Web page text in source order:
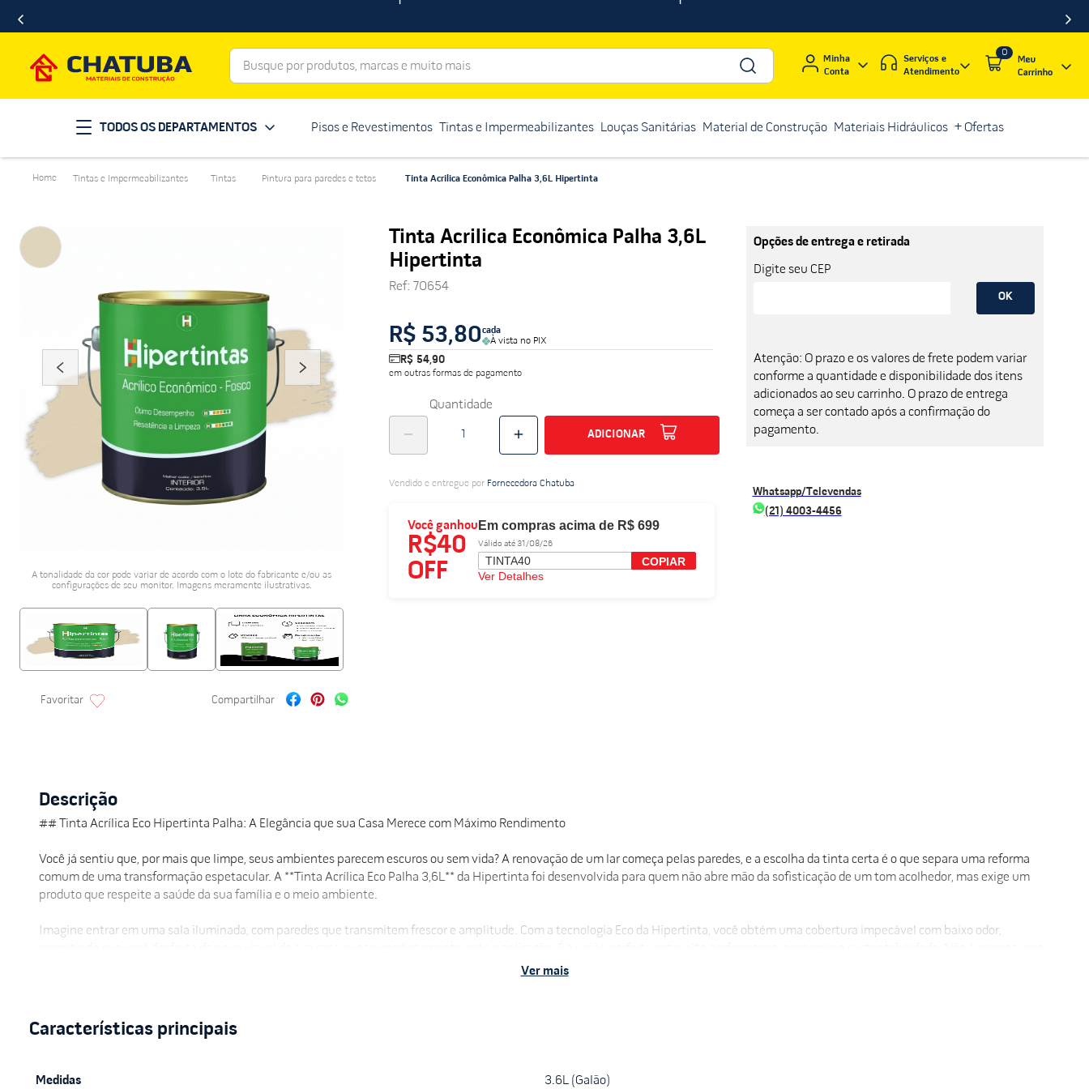
Busque por produtos, marcas e muito mais
Minha
Conta
Serviços e
Atendimento
0
TODOS OS DEPARTAMENTOS Pisos e Revestimentos Tintas e Impermeabilizantes Louças Sanitárias Material de Construção Materiais Hidráulicos + Ofertas
Tintas e Impermeabilizantes Tintas Pintura para paredes e tetos Tinta Acrilica Econômica Palha 3,6L Hipertinta
A tonalidade da cor pode variar de acordo com o lote do fabricante e/ou as
configurações de seu monitor. Imagens meramente ilustrativas.
Tinta Acrilica Econômica Palha 3,6L
Hipertinta
Ref: 70654
R$ 53,80cada
À vista no PIX
R$ 54,90
em outras formas de pagamento
Quantidade
ADICIONAR
Vendido e entregue por Fornecedora Chatuba
Você ganhou
R$40
OFF
Em compras acima de R$ 699
Válido até 31/08/26
TINTA40
COPIAR
Ver Detalhes
Opções de entrega e retirada
Digite seu CEP
OK
Atenção: O prazo e os valores de frete podem variar
conforme a quantidade e disponibilidade dos itens
adicionados ao seu carrinho. O prazo de entrega
começa a ser contado após a confirmação do
pagamento.
Whatsapp/Televendas
(21) 4003-4456
Descrição
## Tinta Acrílica Eco Hipertinta Palha: A Elegância que sua Casa Merece com Máximo Rendimento
Você já sentiu que, por mais que limpe, seus ambientes parecem escuros ou sem vida? A renovação de um lar começa pelas paredes, e a escolha da tinta certa é o que separa uma reforma
comum de uma transformação espetacular. A **Tinta Acrílica Eco Palha 3,6L** da Hipertinta foi desenvolvida para quem não abre mão da sofisticação de um tom acolhedor, mas exige um
produto que respeite a saúde da sua família e o meio ambiente.
Imagine entrar em uma sala iluminada, com paredes que transmitem frescor e amplitude. Com a tecnologia Eco da Hipertinta, você obtém uma cobertura impecável com baixo odor,
pintura, é o cuidado que o seu refúgio merece com a autoridade de quem entende de acabamento premium.
* **Tom Palha Impecável:** Proporciona luminosidade aos ambientes com um toque de aconchego, criando uma sensação de amplitude e conforto visual.
* **Baixo Odor:** Pinte durante o dia e aproveite o ambiente à noite, sem aquele cheiro forte característico de tintas comuns.
Ver mais
Medidas 3.6L (Galão)
1 º porcelanato
2º telha
revestimento
7º chuveiro
vaso sanitário
9º telhas
10º porta alumínio